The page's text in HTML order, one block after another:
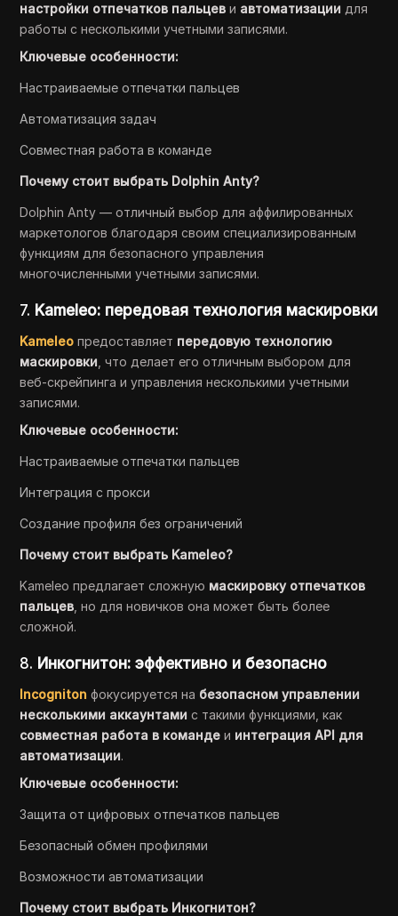
настройки отпечатков пальцев и автоматизации для
работы с несколькими учетными записями.
Ключевые особенности:
Настраиваемые отпечатки пальцев
Автоматизация задач
Совместная работа в команде
Почему стоит выбрать Dolphin Anty?
Dolphin Anty — отличный выбор для аффилированных
маркетологов благодаря своим специализированным
функциям для безопасного управления
многочисленными учетными записями.
7. Kameleo: передовая технология маскировки
Kameleo предоставляет передовую технологию
маскировки , что делает его отличным выбором для
веб-скрейпинга и управления несколькими учетными
записями.
Ключевые особенности:
Настраиваемые отпечатки пальцев
Интеграция с прокси
Создание профиля без ограничений
Почему стоит выбрать Kameleo?
Kameleo предлагает сложную маскировку отпечатков
пальцев , но для новичков она может быть более
сложной.
8. Инкогнитон: эффективно и безопасно
Incogniton фокусируется на безопасном управлении
несколькими аккаунтами с такими функциями, как
совместная работа в команде и интеграция API для
автоматизации.
Ключевые особенности:
Защита от цифровых отпечатков пальцев
Безопасный обмен профилями
Возможности автоматизации
Почему стоит выбрать Инкогнитон?